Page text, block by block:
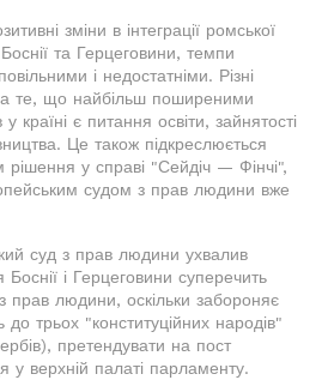
зміни в інтеграції ромської
та Герцеговини, темпи
і недостатніми. Різні
те, що найбільш поширеними
є питання освіти, зайнятості
Це також підкреслюється
у справі "Сейдіч — Фінчі",
судом з прав людини вже
суд з прав людини ухвалив
і Герцеговини суперечить
прав людини, оскільки забороняє
трьох "конституційних народів"
претендувати на пост
у верхній палаті парламенту.